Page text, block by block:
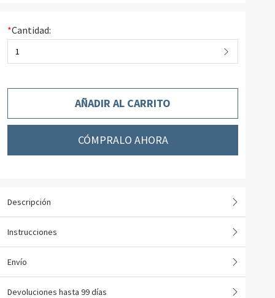
*Cantidad:
1
AÑADIR AL CARRITO
CÓMPRALO AHORA
Descripción
Instrucciones
Envío
Devoluciones hasta 99 días